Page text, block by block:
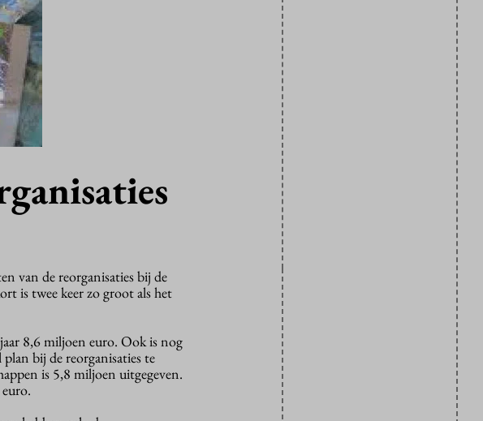
van de reorganisaties bij de
is twee keer zo groot als het
8,6 miljoen euro. Ook is nog
bij de reorganisaties te
is 5,8 miljoen uitgegeven.